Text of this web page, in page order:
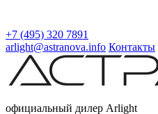
+7 (495) 320 7891
arlight@astranova.info Контакты
официальный дилер Arlight